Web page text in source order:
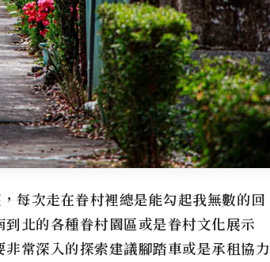
每次走在眷村裡總是能勾起我無數的回
到北的各種眷村園區或是眷村文化展示
常深入的探索建議腳踏車或是承租協力